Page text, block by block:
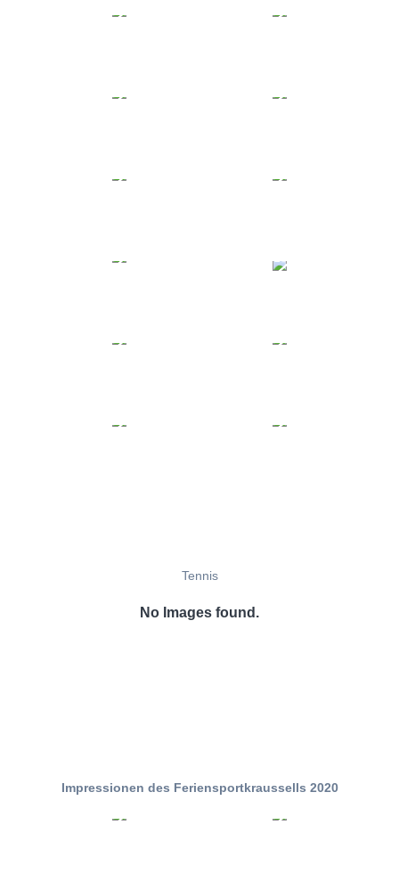
Tennis
No Images found.
Impressionen des Feriensportkraussells 2020